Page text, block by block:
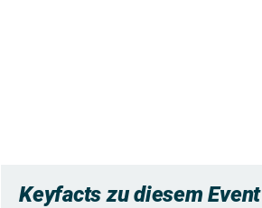
Keyfacts zu diesem Event